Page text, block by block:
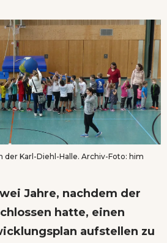
der Karl-Diehl-Halle. Archiv-Foto: him
Jahre, nachdem der
hatte, einen
aufstellen zu